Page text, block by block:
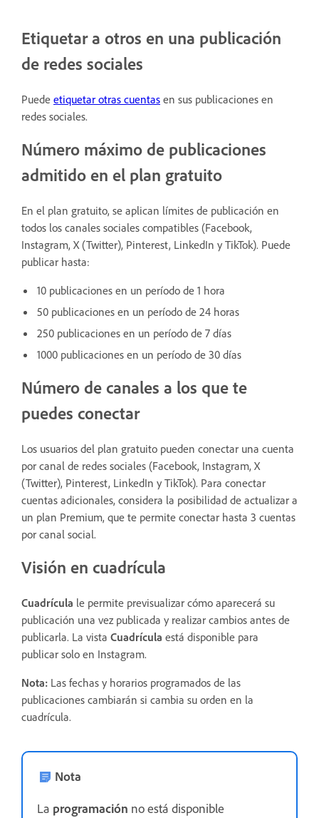
Etiquetar a otros en una publicación
de redes sociales
Puede etiquetar otras cuentas en sus publicaciones en
redes sociales.
Número máximo de publicaciones
admitido en el plan gratuito
En el plan gratuito, se aplican límites de publicación en
todos los canales sociales compatibles (Facebook,
Instagram, X (Twitter), Pinterest, LinkedIn y TikTok). Puede
publicar hasta:
10 publicaciones en un período de 1 hora
50 publicaciones en un período de 24 horas
250 publicaciones en un período de 7 días
1000 publicaciones en un período de 30 días
Número de canales a los que te
puedes conectar
Los usuarios del plan gratuito pueden conectar una cuenta
por canal de redes sociales (Facebook, Instagram, X
(Twitter), Pinterest, LinkedIn y TikTok). Para conectar
cuentas adicionales, considera la posibilidad de actualizar a
un plan Premium, que te permite conectar hasta 3 cuentas
por canal social.
Visión en cuadrícula
Cuadrícula le permite previsualizar cómo aparecerá su
publicación una vez publicada y realizar cambios antes de
publicarla. La vista Cuadrícula está disponible para
publicar solo en Instagram.
Nota: Las fechas y horarios programados de las
publicaciones cambiarán si cambia su orden en la
cuadrícula.
Nota
La programación no está disponible